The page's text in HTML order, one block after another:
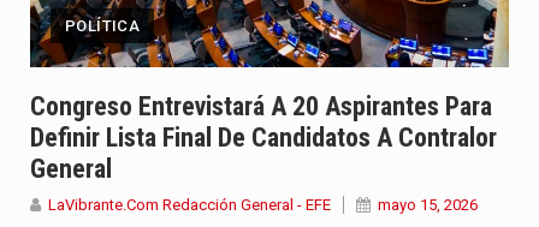
POLÍTICA
Congreso Entrevistará A 20 Aspirantes Para
Definir Lista Final De Candidatos A Contralor
General
LaVibrante.Com Redacción General - EFE mayo 15, 2026